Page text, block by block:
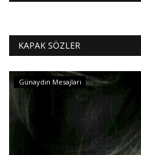
KAPAK SÖZLER
Günaydın Mesajları